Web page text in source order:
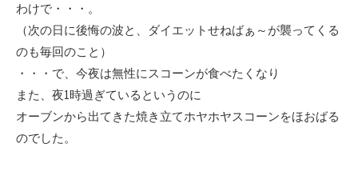
わけで・・・。
（次の日に後悔の波と、ダイエットせねばぁ～が襲ってくる
のも毎回のこと）
・・・で、今夜は無性にスコーンが食べたくなり
また、夜1時過ぎているというのに
オーブンから出てきた焼き立てホヤホヤスコーンをほおばる
のでした。